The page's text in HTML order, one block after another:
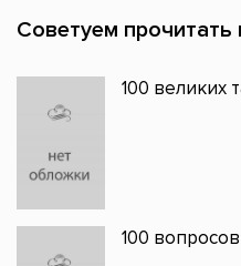
Советуем
100 великих
100